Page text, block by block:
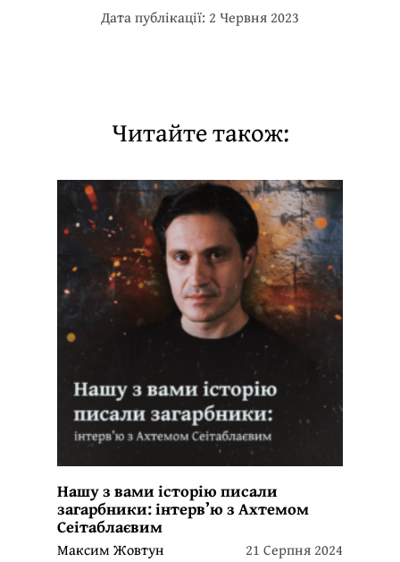
Дата публікації: 2 Червня 2023
Читайте також:
Нашу з вами історію писали
загарбники: інтерв’ю з Ахтемом
Сеітаблаєвим
Максим Жовтун 21 Серпня 2024